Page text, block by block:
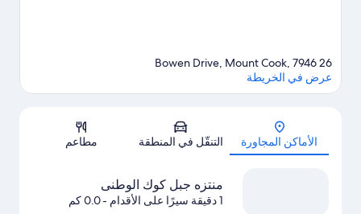
الخريطة
26 Bowen Drive, Mount Cook, 7946
عرض في الخريطة
الأماكن المجاورة التنقّل في المنطقة مطاعم
منتزه جبل كوك الوطنى
1 دقيقة سيرًا على الأقدام - 0.0 كم